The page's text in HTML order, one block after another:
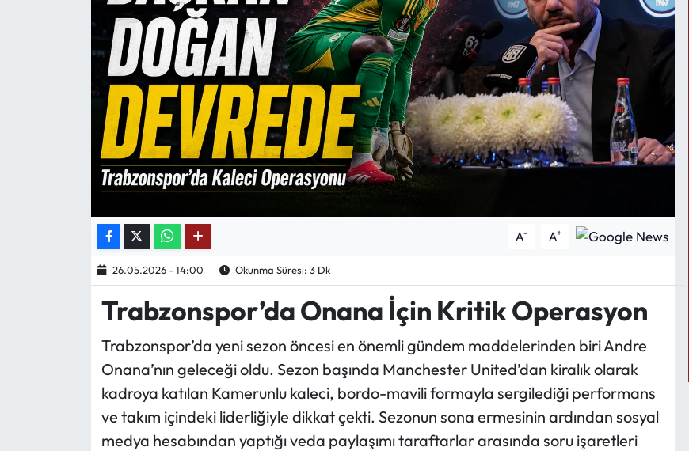
A- A+
26.05.2026 - 14:00 Okunma Süresi: 3 Dk
Trabzonspor’da Onana İçin Kritik Operasyon
Trabzonspor’da yeni sezon öncesi en önemli gündem maddelerinden biri Andre
Onana’nın geleceği oldu. Sezon başında Manchester United’dan kiralık olarak
kadroya katılan Kamerunlu kaleci, bordo-mavili formayla sergilediği performans
ve takım içindeki liderliğiyle dikkat çekti. Sezonun sona ermesinin ardından sosyal
medya hesabından yaptığı veda paylaşımı taraftarlar arasında soru işaretleri
Köşe Yazıları
Karikatür Galeri
ASTROLOJİ
Spor Yazıları
Mektup Galeri
Ekonomi